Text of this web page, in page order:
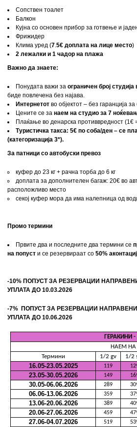
Сопствен тоалет
Балкон
Кујна со основен прибор за готвење и
Фрижидер
Клима уред (7.5€ доплата на лице место)
2 лежалки и 1 чадор на плажа
Важно да знаете:
Понудата важи за ограничен број
биде повлечена без најава.
Интернетот во објектот – без гаранција
Цените се за наем на студио за 7
Плаќање во денарска противвредност (1€
Туристичка такса: 5€ по соба/ден – се
(категоризација 3*).
За патници со автобуски превоз
куфер до 23 кг + рачна торба до 6 кг
доплата за дополнителен багаж: 20€ во
расположливо место
секој куфер мора да има налепница од
Промо термини
Првите два и последните два термини се
на попуст и се резервираат со 50%
-10% ПОПУСТ ЗА РЕЗЕРВАЦИИ НАПРАВЕНИ
УПЛАТА ДО 10.03.2026
-7% ПОПУСТ ЗА РЕЗЕРВАЦИИ НАПРАВЕНИ
УПЛАТА ДО 10.06.2026
ГЕРАКИНИ -
НАЕМ НА
Термини
1/2 gv 1/2
16.05-23.05.2025 119
23.05-30.05.2026 149
30.05-06.06.2026 289
06.06-13.06.2026 359
13.06-20.06.2026 389
20.06-27.06.2026 459
27.06-04.07.2026 519